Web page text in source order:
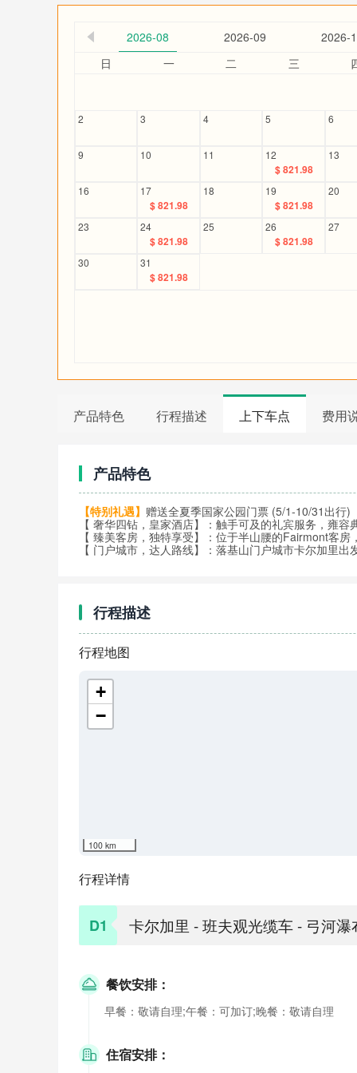
2026-08 2026-09
2026-
日
一 二 三
2 3 4 5 6
9 10 11 12
$ 821.98
13
16 17
$ 821.98
18 19
$ 821.98
20
23 24
$ 821.98
25 26
$ 821.98
27
30 31
$ 821.98
产品特色 行程描述 上下车点 费用
产品特色
【特别礼遇】 赠送全夏季国家公园门票 (5/1-10/31出行)
【 奢华四钻，皇家酒店】：触手可及的礼宾服务，雍
【 臻美客房，独特享受】：位于半山腰的Fairmont客
【 门户城市，达人路线】：落基山门户城市卡尔加里出
行程描述
行程地图
+
−
100 km
行程详情
D1 卡尔加里 - 班夫观光缆车 - 弓河
餐饮安排：
早餐：敬请自理;午餐：可加订;晚餐：敬请自理
住宿安排：